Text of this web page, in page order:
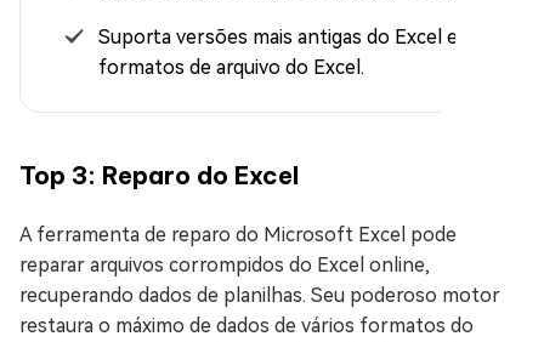
Suporta versões mais antigas do Excel e vários
formatos de arquivo do Excel.
Top 3: Reparo do Excel
A ferramenta de reparo do Microsoft Excel pode
reparar arquivos corrompidos do Excel online,
recuperando dados de planilhas. Seu poderoso motor
restaura o máximo de dados de vários formatos do